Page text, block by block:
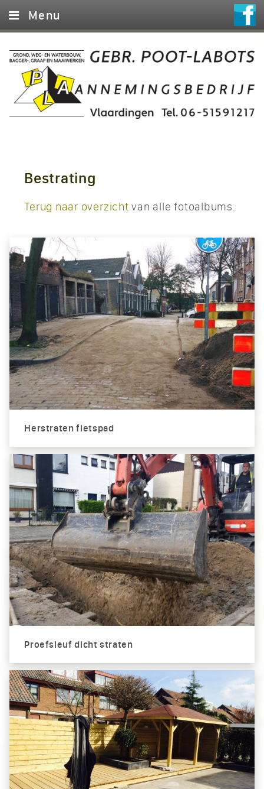
Menu
Diensten
Foto’s
Machines
Bestrating
Terug naar overzicht van alle fotoalbums.
Herstraten fietspad
Proefsleuf dicht straten